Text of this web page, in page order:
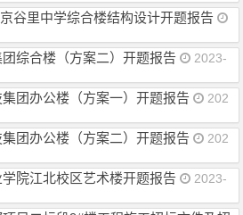
谷里中学综合楼结构设计开题报告
综合楼（方案二）开题报告
2023-
团办公楼（方案一）开题报告
202
团办公楼（方案二）开题报告
202
院江北校区艺术楼开题报告
2023-